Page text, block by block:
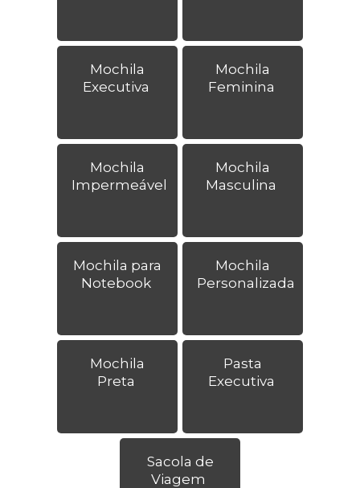
Mochila
Executiva
Mochila
Feminina
Mochila
Impermeável
Mochila
Masculina
Mochila para
Notebook
Mochila
Personalizada
Mochila
Preta
Pasta
Executiva
Sacola de
Viagem